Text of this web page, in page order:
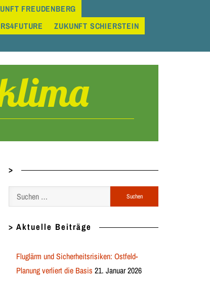
FREUDENBERG
ZUKUNFT SCHIERSTEIN
>
Suchen
nach:
> Aktuelle Beiträge
Fluglärm und Sicherheitsrisiken: Ostfeld-
Planung verliert die Basis 21. Januar 2026